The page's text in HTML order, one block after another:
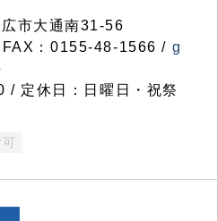
市大通南31-56
：0155-48-1566 / g
/ 定休日：日曜日・祝祭